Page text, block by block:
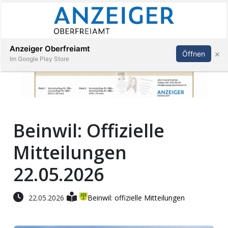
Veranstaltungen
Stellen
Paper
App
Abonnieren Anmelden
Beinwil: Offizielle
Mitteilungen
22.05.2026
22.05.2026 Beinwil: offizielle Mitteilungen
Anzeiger Oberfreiamt
Im Google Play Store
Öffnen ×